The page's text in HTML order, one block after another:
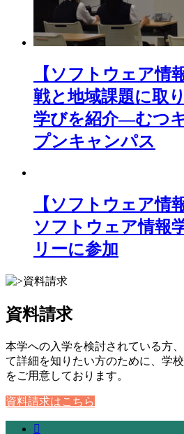
【ソフトウェア情
戦と地域課題に取
学びを紹介―むつ
プンキャンパス
【ソフトウェア情
ソフトウェア情報
リーに参加
資料請求
本学への入学を検討されている方
て詳細を知りたい方のために、学
をご用意しております。
資料請求はこちら